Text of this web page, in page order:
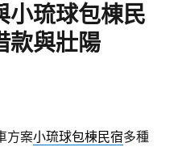
小琉球包棟民
款與壯陽
方案小琉球包棟民宿多種